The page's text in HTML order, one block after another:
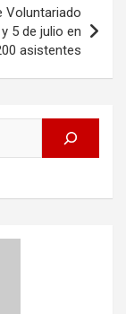
Voluntariado
5 de julio en
asistentes